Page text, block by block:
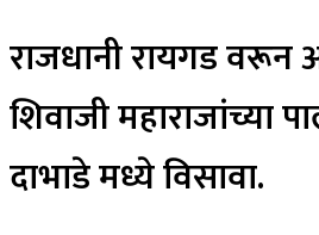
राजधानी रायगड वरून
शिवाजी महाराजांच्या
दाभाडे मध्ये विसावा.